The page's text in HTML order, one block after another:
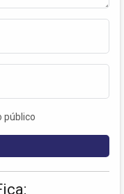
público